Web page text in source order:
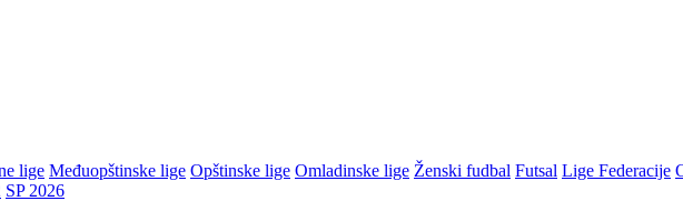
lige Međuopštinske lige Opštinske lige Omladinske lige Ženski fudbal Futsal Lige Federacije
SP 2026